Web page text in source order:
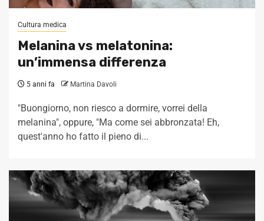
Cultura medica
Melanina vs melatonina:
un’immensa differenza
5 anni fa Martina Davoli
"Buongiorno, non riesco a dormire, vorrei della
melanina", oppure, "Ma come sei abbronzata! Eh,
quest'anno ho fatto il pieno di...